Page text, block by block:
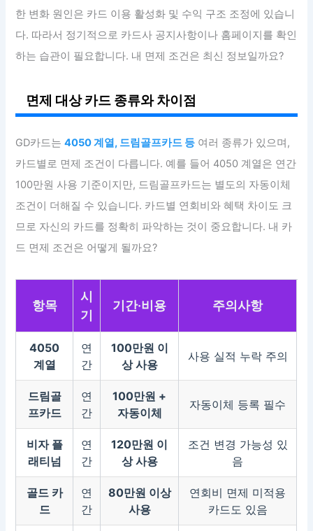
한 변화 원인은 카드 이용 활성화 및 수익 구조 조정에 있습니
다. 따라서 정기적으로 카드사 공지사항이나 홈페이지를 확인
하는 습관이 필요합니다. 내 면제 조건은 최신 정보일까요?
면제 대상 카드 종류와 차이점
GD카드는4050 계열, 드림골프카드 등 여러 종류가 있으며,
카드별로 면제 조건이 다릅니다. 예를 들어 4050 계열은 연간
100만원 사용 기준이지만, 드림골프카드는 별도의 자동이체
조건이 더해질 수 있습니다. 카드별 연회비와 혜택 차이도 크
므로 자신의 카드를 정확히 파악하는 것이 중요합니다. 내 카
드 면제 조건은 어떻게 될까요?
항목
시
기
기간·비용 주의사항
4050
계열
연
간
100만원 이
상 사용
사용 실적 누락 주의
드림골
프카드
연
간
100만원 +
자동이체
자동이체 등록 필수
비자 플
래티넘
연
간
120만원 이
상 사용
조건 변경 가능성 있
음
골드 카
드
연
간
80만원 이상
사용
연회비 면제 미적용
카드도 있음